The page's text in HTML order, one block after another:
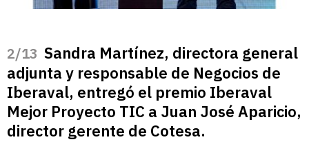
/13 Sandra Martínez, directora general
adjunta y responsable de Negocios de
Iberaval, entregó el premio Iberaval
Mejor Proyecto TIC a Juan José Aparicio,
director gerente de Cotesa.